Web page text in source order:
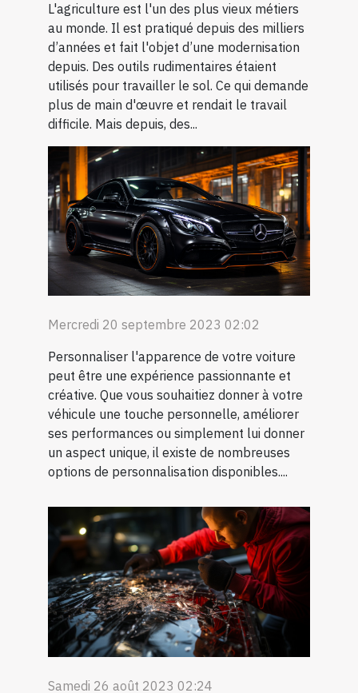
L'agriculture est l'un des plus vieux métiers
au monde. Il est pratiqué depuis des milliers
d’années et fait l'objet d’une modernisation
depuis. Des outils rudimentaires étaient
utilisés pour travailler le sol. Ce qui demande
plus de main d'œuvre et rendait le travail
difficile. Mais depuis, des...
Mercredi 20 septembre 2023 02:02
Personnaliser l'apparence de votre voiture
peut être une expérience passionnante et
créative. Que vous souhaitiez donner à votre
véhicule une touche personnelle, améliorer
ses performances ou simplement lui donner
un aspect unique, il existe de nombreuses
options de personnalisation disponibles....
Samedi 26 août 2023 02:24